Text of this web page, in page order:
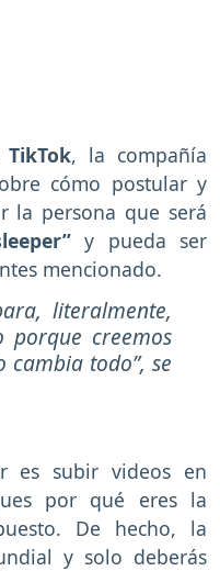
TikTok, la compañía
cómo postular y
la persona que será
y pueda ser
mencionado.
literalmente,
creemos
cambia todo”, se
es subir videos en
por qué eres la
De hecho, la
y solo deberás